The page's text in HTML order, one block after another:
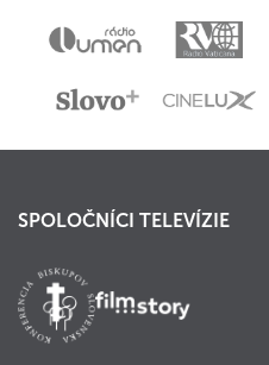
SPOLOČNÍCI TELEVÍZIE